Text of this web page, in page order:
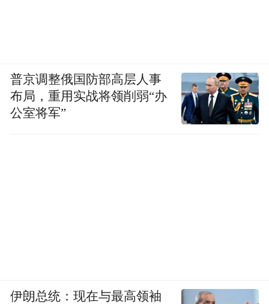
普京调整俄国防部高层人事
布局，重用实战将领削弱“办
公室将军”
伊朗总统：现在与最高领袖